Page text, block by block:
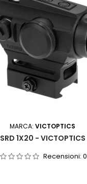
MARCA: VICTOPTICS
SRD 1X20 - VICTOPTICS
Recensioni: 0